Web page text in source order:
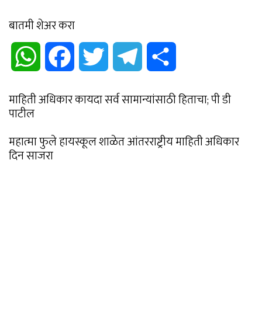
बातमी शेअर करा
WhatsApp Facebook Twitter Telegram
माहिती अधिकार कायदा सर्व सामान्यांसाठी हिताचा; पी डी
पाटील
महात्मा फुले हायस्कूल शाळेत आंतरराष्ट्रीय माहिती अधिकार
दिन साजरा